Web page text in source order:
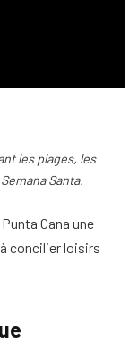
les plages, les
Santa.
Cana une
concilier loisirs